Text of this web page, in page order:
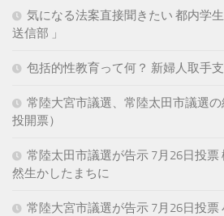
気になる法案直接聞きたい 都内学
送信部 」
包括的性教育って何？ 新婦人取手
常陸大宮市議選、常陸太田市議選
投開票）
常陸太田市議選が告示 7月26日投票
然生かしたまちに
常陸大宮市議選が告示 7月26日投票